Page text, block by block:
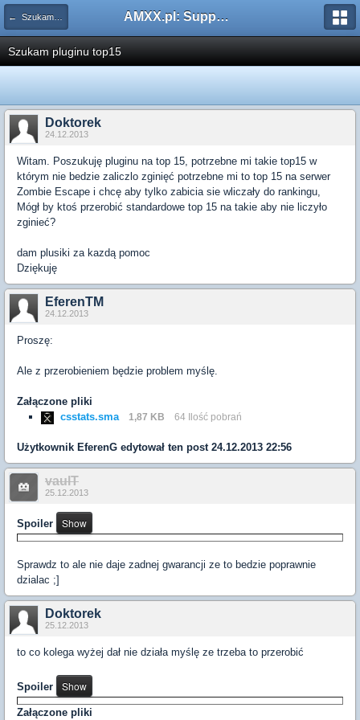
← Szukam pluginu AMXX.pl: Support AMX Mod X i SourceMod
Szukam pluginu top15
Doktorek
24.12.2013
Witam. Poszukuję pluginu na top 15, potrzebne mi takie top15 w
którym nie bedzie zaliczlo zginięć potrzebne mi to top 15 na serwer
Zombie Escape i chcę aby tylko zabicia sie wliczały do rankingu,
Mógł by ktoś przerobić standardowe top 15 na takie aby nie liczyło
zginieć?
dam plusiki za kazdą pomoc
Dziękuję
EferenTM
24.12.2013
Proszę:
Ale z przerobieniem będzie problem myślę.
Załączone pliki
csstats.sma
1,87 KB 64 Ilość pobrań
Użytkownik EferenG edytował ten post 24.12.2013 22:56
vaulT
25.12.2013
Spoiler
Sprawdz to ale nie daje zadnej gwarancji ze to bedzie poprawnie
dzialac ;]
Doktorek
25.12.2013
to co kolega wyżej dał nie działa myślę ze trzeba to przerobić
Spoiler
Załączone pliki